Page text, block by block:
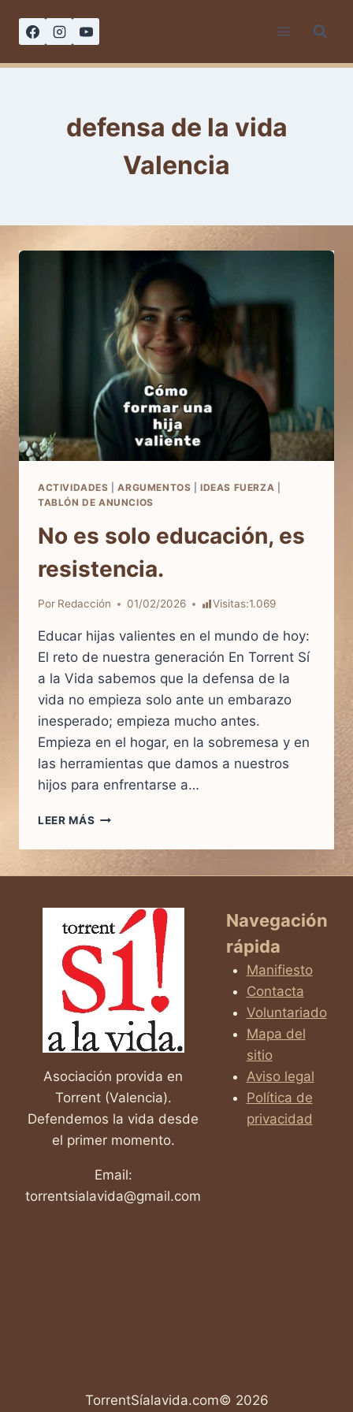
defensa de la vida
Valencia
ACTIVIDADES |ARGUMENTOS |IDEAS FUERZA
TABLÓN DE ANUNCIOS
No es solo educación, es
resistencia.
Por Redacción 01/02/2026 Visitas:1.069
Educar hijas valientes en el mundo de hoy:
El reto de nuestra generación En Torrent Sí
a la Vida sabemos que la defensa de la
vida no empieza solo ante un embarazo
inesperado; empieza mucho antes.
Empieza en el hogar, en la sobremesa y en
las herramientas que damos a nuestros
hijos para enfrentarse a…
LEER MÁS NO
SOLO
EDUCACIÓN,
Asociación provida en
Torrent (Valencia).
Defendemos la vida desde
el primer momento.
Email:
torrentsialavida@gmail.com
Navegación
rápida
Manifiesto
Contacta
Voluntariado
Mapa del
sitio
Aviso legal
Política de
privacidad
TorrentSíalavida.com© 2026